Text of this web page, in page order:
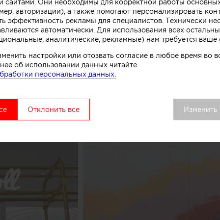
бетона. Логотип магазина мороженого
символизирующих систему охлаждения в автоматах
точки выделяется среди других объектов
сосредоточить внимание покупателей как на
процессе, в основе которого перемешивание слоев
рассказывают авторы этого небольшого
сайтами. Они необходимы для корректной работы
авторизации), а также помогают персонализировать
эффективность рекламы для специалистов. Технически
автоматически. Для использования всех
аналитические, рекламные) нам требуется ваше
настройки или отозвать согласие в любое время во
об использовании данных читайте
персональных данных.
Отклонить все Изменить